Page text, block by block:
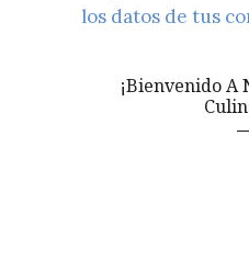
los datos de tus
¡Bienvenido A